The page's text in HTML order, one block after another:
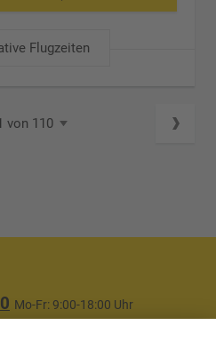
Flugzeiten
von 110
Mo-Fr: 9:00-18:00 Uhr